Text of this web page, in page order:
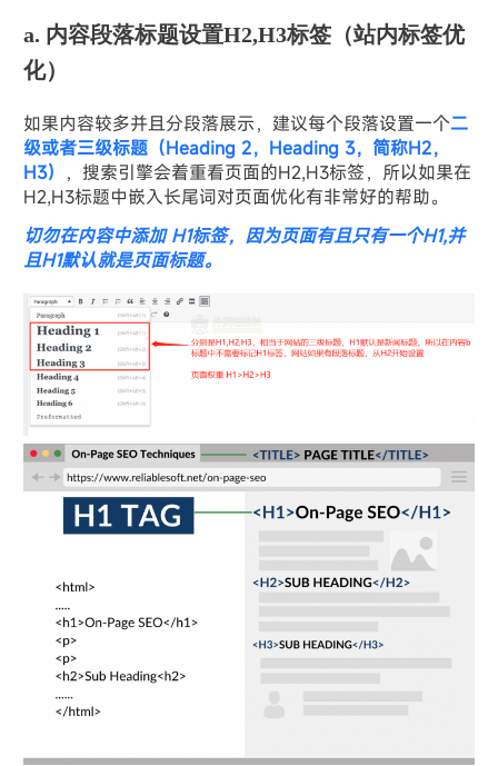
a. 内容段落标题设置H2,H3标签（站内标签优
化）
如果内容较多并且分段落展示，建议每个段落设置一个二
级或者三级标题（Heading 2，Heading 3，简称H2，
H3） ，搜索引擎会着重看页面的H2,H3标签，所以如果在
H2,H3标题中嵌入长尾词对页面优化有非常好的帮助。
切勿在内容中添加 H1标签，因为页面有且只有一个H1,并
且H1默认就是页面标题。